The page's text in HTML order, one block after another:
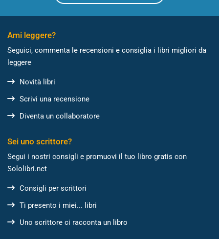
Ami leggere?
Seguici, commenta le recensioni e consiglia i libri migliori da
leggere
Novità libri
Scrivi una recensione
Diventa un collaboratore
Sei uno scrittore?
Segui i nostri consigli e promuovi il tuo libro gratis con
Sololibri.net
Consigli per scrittori
Ti presento i miei... libri
Uno scrittore ci racconta un libro